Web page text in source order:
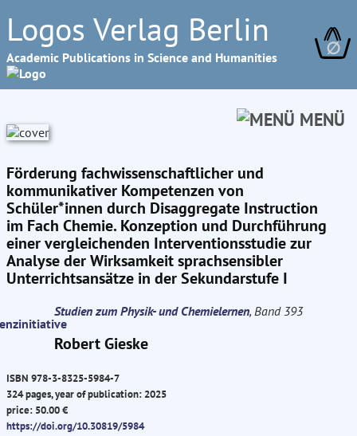
Logos Verlag Berlin
Academic Publications in Science and Humanities ∅
MENÜ
Förderung fachwissenschaftlicher und
kommunikativer Kompetenzen von
Schüler*innen durch Disaggregate Instruction
im Fach Chemie. Konzeption und Durchführung
einer vergleichenden Interventionsstudie zur
Analyse der Wirksamkeit sprachsensibler
Unterrichtsansätze in der Sekundarstufe I
Studien zum Physik- und Chemielernen, Band 393
Robert Gieske
ISBN 978-3-8325-5984-7
324 pages, year of publication: 2025
price: 50.00 €
https://doi.org/10.30819/5984